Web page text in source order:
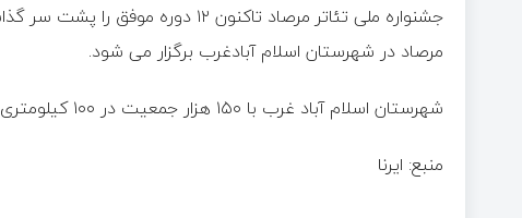
جشنواره ملی تئاتر مرصاد تاکنون
مرصاد در شهرستان اسلام آبادغرب برگزار می شود.
شهرستان اسلام آباد غرب با ۱۵۰ هزار جمعیت در ۱۰۰ کیلومتری غرب شهر کرمانشاه واقع شده است.
منبع: ایرنا